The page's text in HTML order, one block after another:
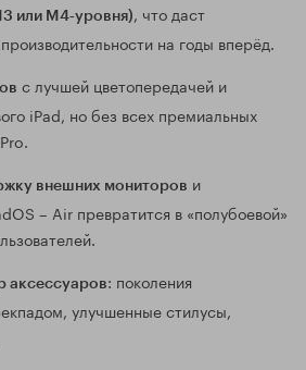
или M4‑уровня), что даст
на годы вперёд.
с лучшей цветопередачей и
iPad, но без всех премиальных
внешних мониторов и
– Air превратится в «полубоевой»
аксессуаров: поколения
улучшенные стилусы,